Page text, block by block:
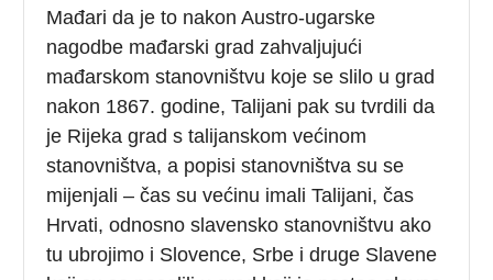
Mađari da je to nakon Austro-ugarske
nagodbe mađarski grad zahvaljujući
mađarskom stanovništvu koje se slilo u grad
nakon 1867. godine, Talijani pak su tvrdili da
je Rijeka grad s talijanskom većinom
stanovništva, a popisi stanovništva su se
mijenjali – čas su većinu imali Talijani, čas
Hrvati, odnosno slavensko stanovništvu ako
tu ubrojimo i Slovence, Srbe i druge Slavene